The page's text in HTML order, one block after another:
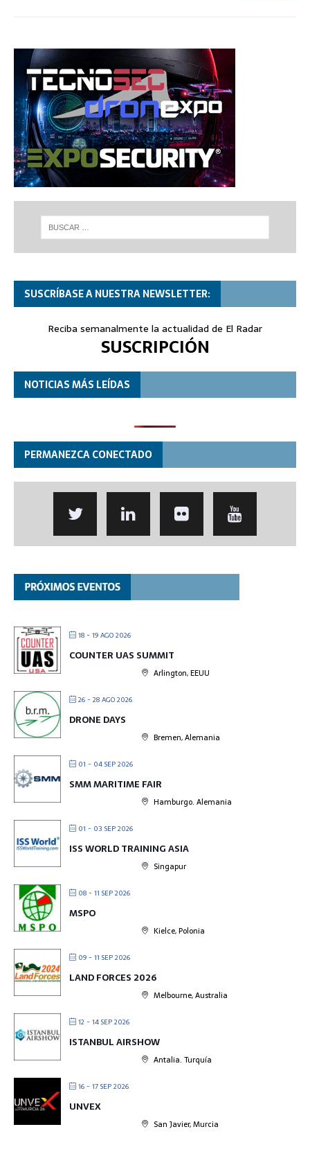
SUSCRÍBASE A NUESTRA NEWSLETTER:
Reciba semanalmente la actualidad de El Radar
SUSCRIPCIÓN
NOTICIAS MÁS LEÍDAS
PERMANEZCA CONECTADO
18 - 19 AGO 2026
COUNTER UAS SUMMIT
Arlington, EEUU
26 - 28 AGO 2026
DRONE DAYS
Bremen, Alemania
01 - 04 SEP 2026
SMM MARITIME FAIR
Hamburgo. Alemania
01 - 03 SEP 2026
ISS WORLD TRAINING ASIA
Singapur
08 - 11 SEP 2026
MSPO
Kielce, Polonia
09 - 11 SEP 2026
LAND FORCES 2026
Melbourne, Australia
12 - 14 SEP 2026
ISTANBUL AIRSHOW
Antalia. Turquía
16 - 17 SEP 2026
UNVEX
San Javier, Murcia